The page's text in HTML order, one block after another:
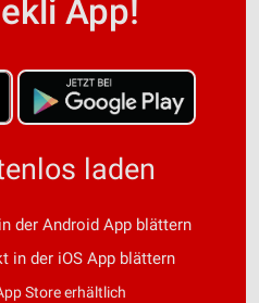
App!
laden
der Android App blättern
in der iOS App blättern
Store erhältlich